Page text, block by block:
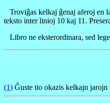
Troviĝas kelkaj ĝenaj aferoj en
teksto inter linioj 10 kaj 11.
Libro ne eksterordinara, sed
(1) Ĝuste tio okazis kelkajn